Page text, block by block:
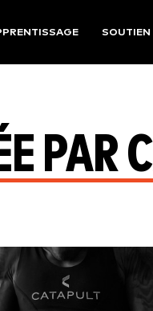
SOUTIEN
PAR